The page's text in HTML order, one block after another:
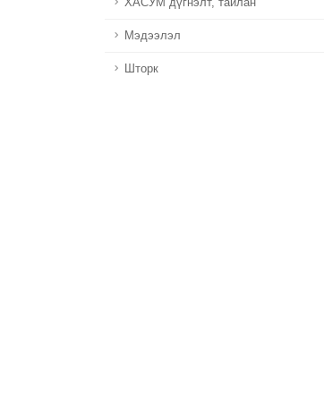
ХАСУМ дүгнэлт, тайлан
Мэдээлэл
Шторк